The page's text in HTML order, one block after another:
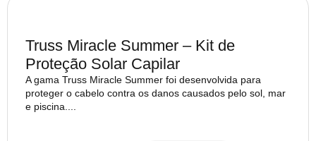
Truss Miracle Summer – Kit de
Proteção Solar Capilar
A gama Truss Miracle Summer foi desenvolvida para
proteger o cabelo contra os danos causados pelo sol, mar
e piscina....